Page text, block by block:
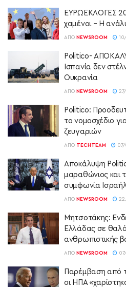
ΕΥΡΩΕΚΛΟΓΕΣ
χαμένοι – Η
ΑΠΌ NEWSROOM
Politico-
Ισπανία δεν
Ουκρανία
ΑΠΌ NEWSROOM
Politico:
το νομοσχέδιο
ζευγαριών
ΑΠΌ TECHTEAM
Αποκάλυψη
μαραθώνιος και
συμφωνία
ΑΠΌ NEWSROOM
Μητσοτάκης:
Ελλάδας σε
ανθρωπιστικής
ΑΠΌ NEWSROOM
Παρέμβαση από
οι ΗΠΑ